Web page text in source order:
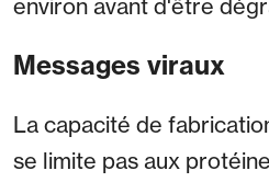
environ avant d'être
Messages viraux
La capacité de
se limite pas aux